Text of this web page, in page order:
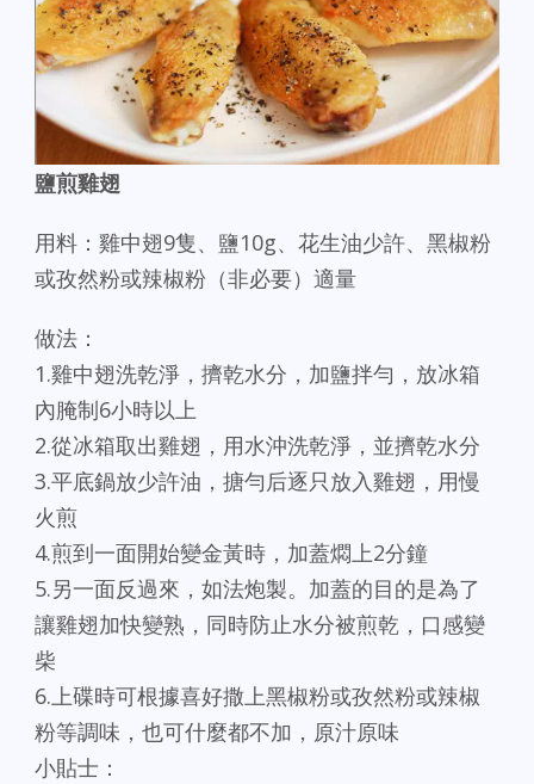
鹽煎雞翅
用料：雞中翅9隻、鹽10g、花生油少許、黑椒粉
或孜然粉或辣椒粉（非必要）適量
做法：
1.雞中翅洗乾淨，擠乾水分，加鹽拌勻，放冰箱
內腌制6小時以上
2.從冰箱取出雞翅，用水沖洗乾淨，並擠乾水分
3.平底鍋放少許油，搪勻后逐只放入雞翅，用慢
火煎
4.煎到一面開始變金黃時，加蓋燜上2分鐘
5.另一面反過來，如法炮製。加蓋的目的是為了
讓雞翅加快變熟，同時防止水分被煎乾，口感變
柴
6.上碟時可根據喜好撒上黑椒粉或孜然粉或辣椒
粉等調味，也可什麼都不加，原汁原味
小貼士：